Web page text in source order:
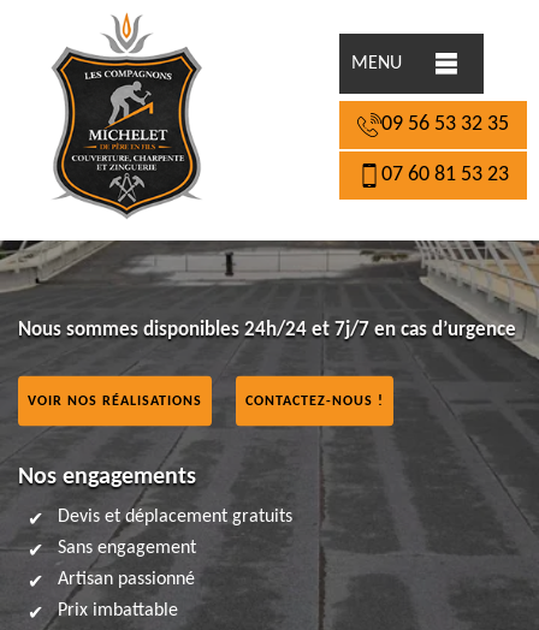
MENU
09 56 53 32 35
07 60 81 53 23
Nous sommes disponibles 24h/24 et 7j/7 en cas d’urgence
VOIR NOS RÉALISATIONS CONTACTEZ-NOUS !
Nos engagements
Devis et déplacement gratuits
Sans engagement
Artisan passionné
Prix imbattable